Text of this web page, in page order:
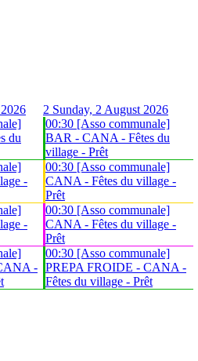
du
-
-
-
2 Sunday, 2 August 2026
00:30 [Asso communale]
BAR - CANA - Fêtes du
village - Prêt
00:30 [Asso communale]
CANA - Fêtes du village -
Prêt
00:30 [Asso communale]
CANA - Fêtes du village -
Prêt
00:30 [Asso communale]
PREPA FROIDE - CANA -
Fêtes du village - Prêt